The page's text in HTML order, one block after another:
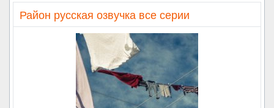
Район русская озвучка все серии